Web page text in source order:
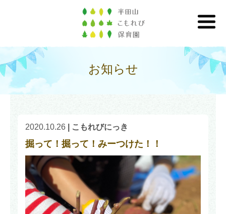
お知らせ
2020.10.26 こもれびにっき
掘って！掘って！みーつけた！！